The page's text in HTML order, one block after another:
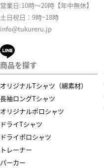
営業日:10時～20時【年中無休】
土日祝日：9時~18時
info@tukureru.jp
商品を探す
オリジナルTシャツ（綿素材）
長袖ロングTシャツ
オリジナルポロシャツ
ドライTシャツ
ドライポロシャツ
トレーナー
パーカー